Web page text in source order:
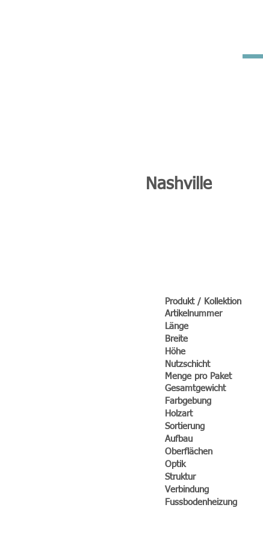
Nashville
Produkt / Kollektion
Artikelnummer
Länge
Breite
Höhe
Nutzschicht
Menge pro Paket
Gesamtgewicht
Farbgebung
Holzart
Sortierung
Aufbau
Oberflächen
Optik
Struktur
Verbindung
Fussbodenheizung